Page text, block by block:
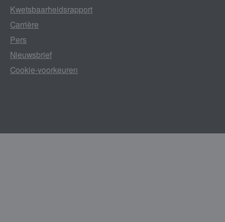
Kwetsbaarheidsrapport
Carrière
Pers
Nieuwsbrief
Cookie-voorkeuren